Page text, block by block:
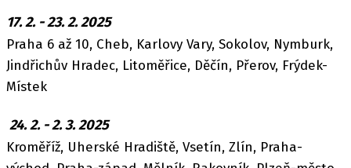
17. 2. - 23. 2. 2025
Praha 6 až 10, Cheb, Karlovy Vary, Sokolov, Nymburk,
Jindřichův Hradec, Litoměřice, Děčín, Přerov, Frýdek-
Místek
24. 2. - 2. 3. 2025
Kroměříž, Uherské Hradiště, Vsetín, Zlín, Praha-